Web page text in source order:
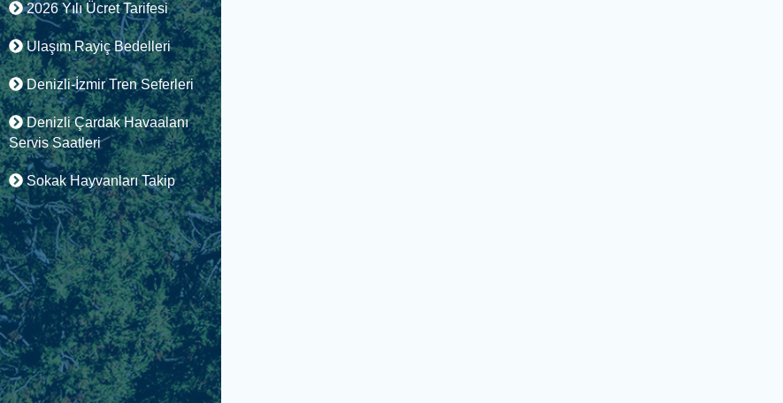
2026 Yılı Ücret Tarifesi
Ulaşım Rayiç Bedelleri
Denizli-İzmir Tren Seferleri
Denizli Çardak Havaalanı
Servis Saatleri
Sokak Hayvanları Takip